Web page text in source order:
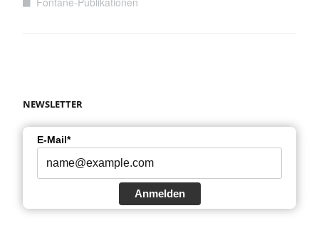
NEWSLETTER
E-Mail*
Anmelden